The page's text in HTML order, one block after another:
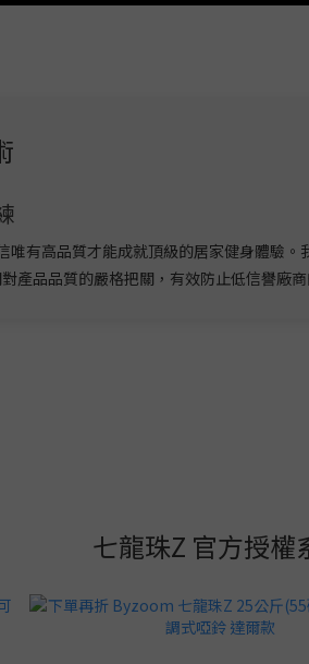
唯有高品質才能成就頂級的居家健身體驗
產品品質的嚴格把關，有效防止低信譽廠
七龍珠Z 官方授權